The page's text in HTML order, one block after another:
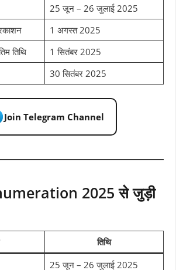
25 जून – 26 जुलाई 2025
1 अगस्त 2025
तिथि
1 सितंबर 2025
30 सितंबर 2025
Join Telegram Channel
2025 से जुड़ी
तिथि
25 जून – 26 जुलाई 2025